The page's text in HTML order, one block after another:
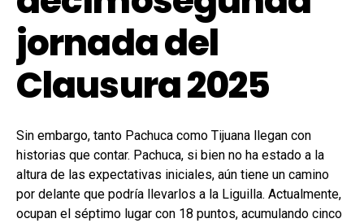
jornada del
Clausura 2025
Sin embargo, tanto Pachuca como Tijuana llegan con
historias que contar. Pachuca, si bien no ha estado a la
altura de las expectativas iniciales, aún tiene un camino
por delante que podría llevarlos a la Liguilla. Actualmente,
ocupan el séptimo lugar con 18 puntos, acumulando cinco